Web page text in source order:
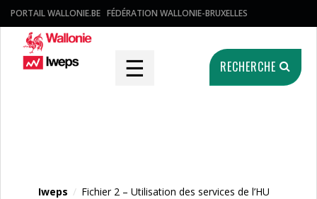
PORTAIL WALLONIE.BE FÉDÉRATION WALLONIE-BRUXELLES
☰ RECHERCHE
Iweps / Fichier 2 – Utilisation des services de l’HU